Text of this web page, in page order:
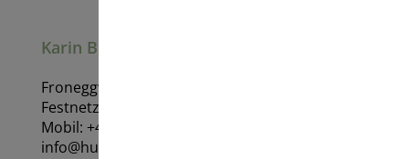
Karin Bierhalter
Froneggweg 11 • CH-4310 Rheinfelden
Festnetz: +41795270404
Mobil: +41 795270404
info@hundereha.ch